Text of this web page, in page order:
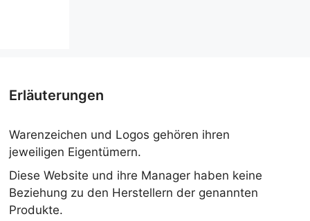
Erläuterungen
Warenzeichen und Logos gehören ihren
jeweiligen Eigentümern.
Diese Website und ihre Manager haben keine
Beziehung zu den Herstellern der genannten
Produkte.